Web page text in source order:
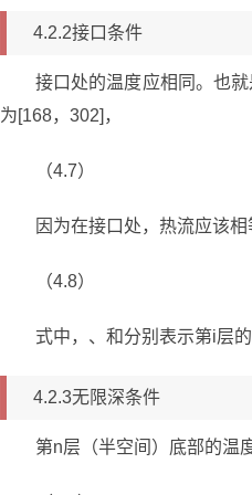
4.2.2接口条件
接口处的温度应相同。也
为[168，302]，
（4.7）
因为在接口处，热流应该
（4.8）
式中，、和分别表示第i层
4.2.3无限深条件
第n层（半空间）底部的温